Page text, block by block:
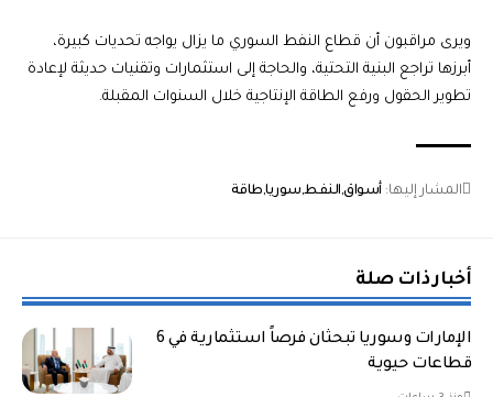
ويرى مراقبون أن قطاع النفط السوري ما يزال يواجه تحديات كبيرة،
أبرزها تراجع البنية التحتية، والحاجة إلى استثمارات وتقنيات حديثة لإعادة
تطوير الحقول ورفع الطاقة الإنتاجية خلال السنوات المقبلة.
المشار إليها: أسواق النفط سوريا طاقة
أخبار ذات صلة
الإمارات وسوريا تبحثان فرصاً استثمارية في 6
قطاعات حيوية